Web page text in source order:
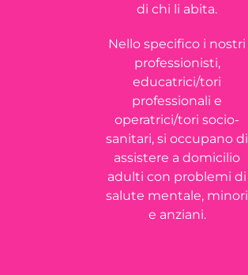
di chi li abita.
Nello specifico i nostri
professionisti,
educatrici/tori
professionali e
operatrici/tori socio-
sanitari, si occupano di
assistere a domicilio
adulti con problemi di
salute mentale, minori
e anziani.